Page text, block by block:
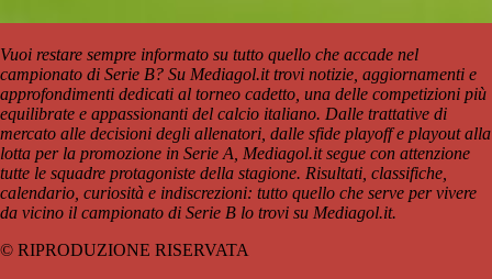
Vuoi restare sempre informato su tutto quello che accade nel
campionato di Serie B? Su Mediagol.it trovi notizie, aggiornamenti e
approfondimenti dedicati al torneo cadetto, una delle competizioni più
equilibrate e appassionanti del calcio italiano. Dalle trattative di
mercato alle decisioni degli allenatori, dalle sfide playoff e playout alla
lotta per la promozione in Serie A, Mediagol.it segue con attenzione
tutte le squadre protagoniste della stagione. Risultati, classifiche,
calendario, curiosità e indiscrezioni: tutto quello che serve per vivere
da vicino il campionato di Serie B lo trovi su Mediagol.it.
© RIPRODUZIONE RISERVATA